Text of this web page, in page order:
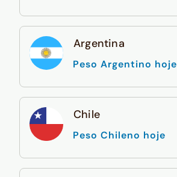
Argentina
Peso Argentino hoje
Chile
Peso Chileno hoje